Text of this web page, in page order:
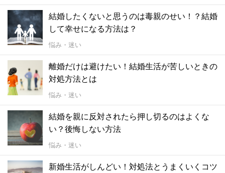
結婚したくないと思うのは毒親のせい！？結婚
して幸せになる方法は？
悩み・迷い
離婚だけは避けたい！結婚生活が苦しいときの
対処方法とは
悩み・迷い
結婚を親に反対されたら押し切るのはよくな
い？後悔しない方法
悩み・迷い
新婚生活がしんどい！対処法とうまくいくコツ